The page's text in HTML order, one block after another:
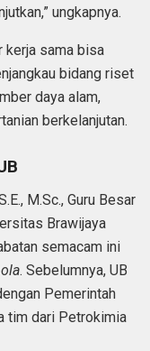
ungkapnya.
kerja sama bisa
bidang riset
daya alam,
berkelanjutan.
M.Sc., Guru Besar
Brawijaya
semacam ini
. Sebelumnya, UB
Pemerintah
tim dari Petrokimia